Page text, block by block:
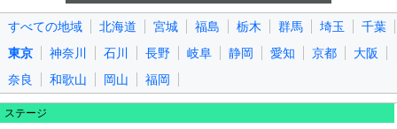
すべての地域 北海道 宮城 福島 栃木 群馬 埼玉
千葉
東京
神奈川 石川 長野 岐阜 静岡 愛知 京都
大阪
奈良
和歌山 岡山 福岡
ステージ